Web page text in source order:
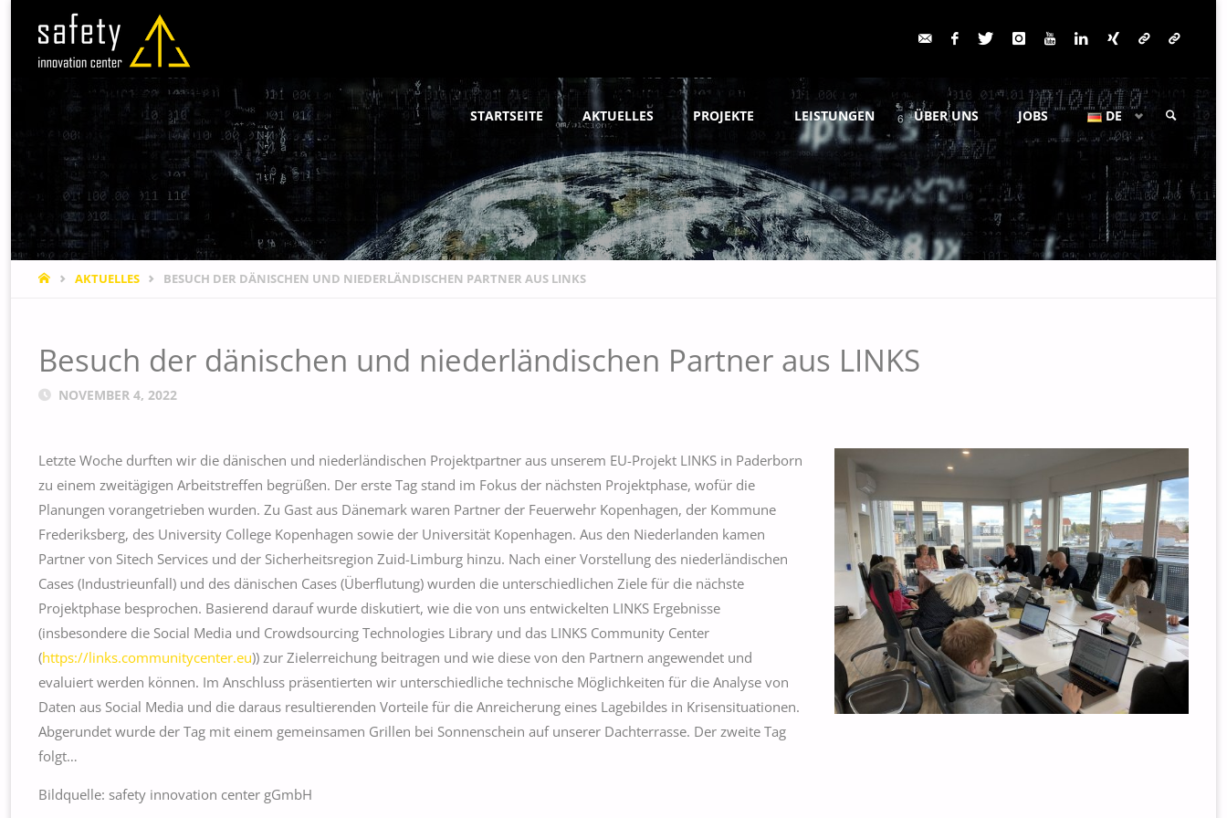
Skip
content
STARTSEITE AKTUELLES PROJEKTE LEISTUNGEN ÜBER UNS JOBS DE
SUCHE
STARTSEITE
AKTUELLES BESUCH DER DÄNISCHEN UND NIEDERLÄNDISCHEN PARTNER AUS LINKS
Besuch der dänischen und niederländischen Partner aus LINKS
NOVEMBER 4, 2022
Letzte Woche durften wir die dänischen und niederländischen Projektpartner aus unserem EU-Projekt LINKS in Paderborn
zu einem zweitägigen Arbeitstreffen begrüßen. Der erste Tag stand im Fokus der nächsten Projektphase, wofür die
Planungen vorangetrieben wurden. Zu Gast aus Dänemark waren Partner der Feuerwehr Kopenhagen, der Kommune
Frederiksberg, des University College Kopenhagen sowie der Universität Kopenhagen. Aus den Niederlanden kamen
Partner von Sitech Services und der Sicherheitsregion Zuid-Limburg hinzu. Nach einer Vorstellung des niederländischen
Cases (Industrieunfall) und des dänischen Cases (Überflutung) wurden die unterschiedlichen Ziele für die nächste
Projektphase besprochen. Basierend darauf wurde diskutiert, wie die von uns entwickelten LINKS Ergebnisse
(insbesondere die Social Media und Crowdsourcing Technologies Library und das LINKS Community Center
(https://links.communitycenter.eu)) zur Zielerreichung beitragen und wie diese von den Partnern angewendet und
evaluiert werden können. Im Anschluss präsentierten wir unterschiedliche technische Möglichkeiten für die Analyse von
Daten aus Social Media und die daraus resultierenden Vorteile für die Anreicherung eines Lagebildes in Krisensituationen.
Abgerundet wurde der Tag mit einem gemeinsamen Grillen bei Sonnenschein auf unserer Dachterrasse. Der zweite Tag
folgt…
Bildquelle: safety innovation center gGmbH